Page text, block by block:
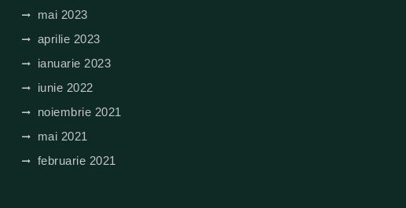
mai 2023
aprilie 2023
ianuarie 2023
iunie 2022
noiembrie 2021
mai 2021
februarie 2021